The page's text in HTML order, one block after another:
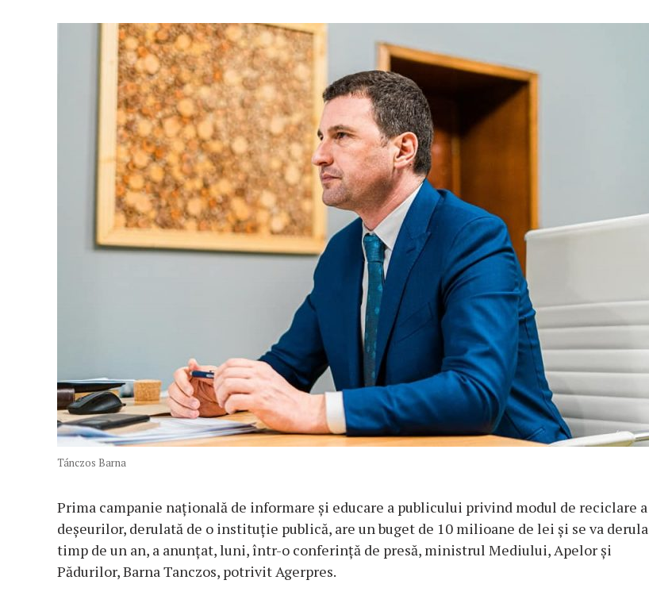
Tánczos Barna
Prima campanie naţională de informare şi educare a publicului privind modul de reciclare a
deşeurilor, derulată de o instituţie publică, are un buget de 10 milioane de lei şi se va derula
timp de un an, a anunţat, luni, într-o conferinţă de presă, ministrul Mediului, Apelor şi
Pădurilor, Barna Tanczos, potrivit Agerpres.